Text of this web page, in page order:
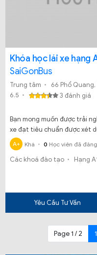
Khóa học lái xe hạng
SaiGonBus
Trung tâm
6.5
3 đánh giá
Bạn mong muốn được trải
xe đạt tiêu chuẩn được xét
bạn không biết học tại
và đảm bảo có bằng sớm
A+ Khá 0 Học viên đã
Các khoá đào tạo Hạng
Yêu Cầu Tư Vấn
Page 1 / 2 1